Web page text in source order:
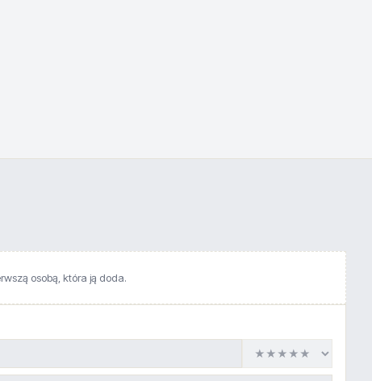
osobą, która ją doda.